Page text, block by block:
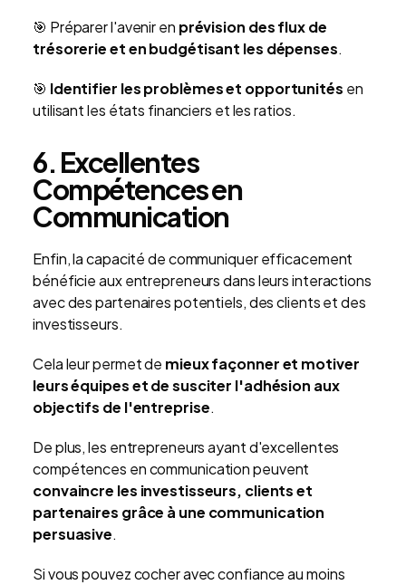
🎯 Préparer l'avenir en prévision des flux de
trésorerie et en budgétisant les dépenses.
🎯 Identifier les problèmes et opportunités en
utilisant les états financiers et les ratios.
6. Excellentes
Compétences en
Communication
Enfin, la capacité de communiquer efficacement
bénéficie aux entrepreneurs dans leurs interactions
avec des partenaires potentiels, des clients et des
investisseurs.
Cela leur permet de mieux façonner et motiver
leurs équipes et de susciter l'adhésion aux
objectifs de l'entreprise.
De plus, les entrepreneurs ayant d'excellentes
compétences en communication peuvent
convaincre les investisseurs, clients et
partenaires grâce à une communication
persuasive.
Si vous pouvez cocher avec confiance au moins